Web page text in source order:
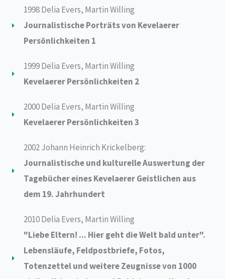
1998 Delia Evers, Martin Willing
Journalistische Porträts von Kevelaerer
Persönlichkeiten 1
1999 Delia Evers, Martin Willing
Kevelaerer Persönlichkeiten 2
2000 Delia Evers, Martin Willing
Kevelaerer Persönlichkeiten 3
2002 Johann Heinrich Krickelberg:
Journalistische und kulturelle Auswertung der
Tagebücher eines Kevelaerer Geistlichen aus
dem 19. Jahrhundert
2010 Delia Evers, Martin Willing
"Liebe Eltern! ... Hier geht die Welt bald unter".
Lebensläufe, Feldpostbriefe, Fotos,
Totenzettel und weitere Zeugnisse von 1000